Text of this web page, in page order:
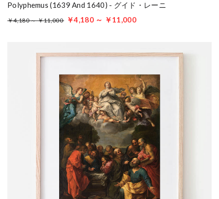
Polyphemus (1639 And 1640) - グイド・レーニ
￥4,180 ～ ￥11,000 ￥4,180 ～ ￥11,000